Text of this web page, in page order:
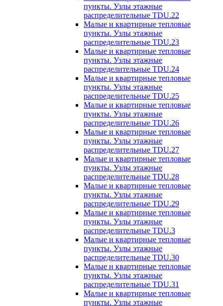
пункты. Узлы этажные
распределительные TDU.22
Малые и квартирные тепловые
пункты. Узлы этажные
распределительные TDU.23
Малые и квартирные тепловые
пункты. Узлы этажные
распределительные TDU.24
Малые и квартирные тепловые
пункты. Узлы этажные
распределительные TDU.25
Малые и квартирные тепловые
пункты. Узлы этажные
распределительные TDU.26
Малые и квартирные тепловые
пункты. Узлы этажные
распределительные TDU.27
Малые и квартирные тепловые
пункты. Узлы этажные
распределительные TDU.28
Малые и квартирные тепловые
пункты. Узлы этажные
распределительные TDU.29
Малые и квартирные тепловые
пункты. Узлы этажные
распределительные TDU.3
Малые и квартирные тепловые
пункты. Узлы этажные
распределительные TDU.30
Малые и квартирные тепловые
пункты. Узлы этажные
распределительные TDU.31
Малые и квартирные тепловые
пункты. Узлы этажные